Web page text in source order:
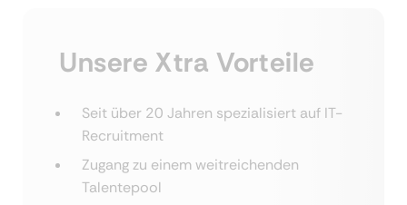
Unsere Xtra Vorteile
Seit über 20 Jahren spezialisiert auf IT-
Recruitment
Zugang zu einem weitreichenden
Talentepool